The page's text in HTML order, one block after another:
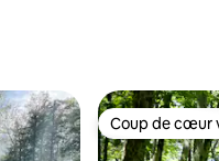
Coup de cœur
Coup de cœur